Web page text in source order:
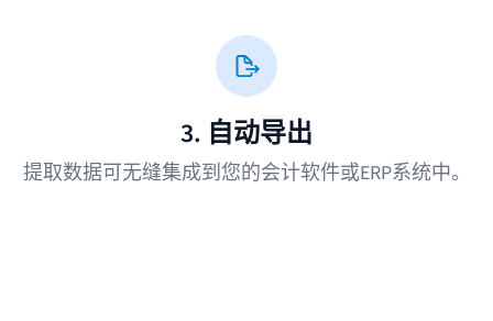
3. 自动导出
提取数据可无缝集成到您的会计软件或ERP系统中。